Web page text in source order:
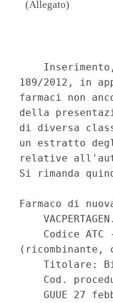
(Allegato)
189/2012, in
farmaci non
della
di diversa
un estratto
relative
Si rimanda
Farmaco di
Codice ATC
(ricombinante,
Titolare:
Cod.
GUUE 27